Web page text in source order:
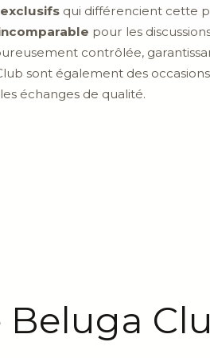
qui différencient cette
pour les
contrôlée,
sont également des
échanges de qualité.